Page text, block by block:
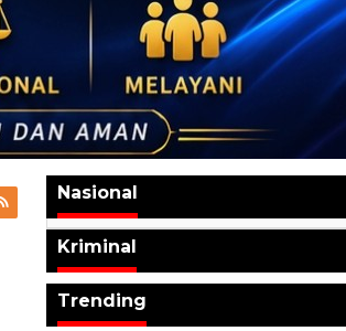
Nasional
Kriminal
Trending